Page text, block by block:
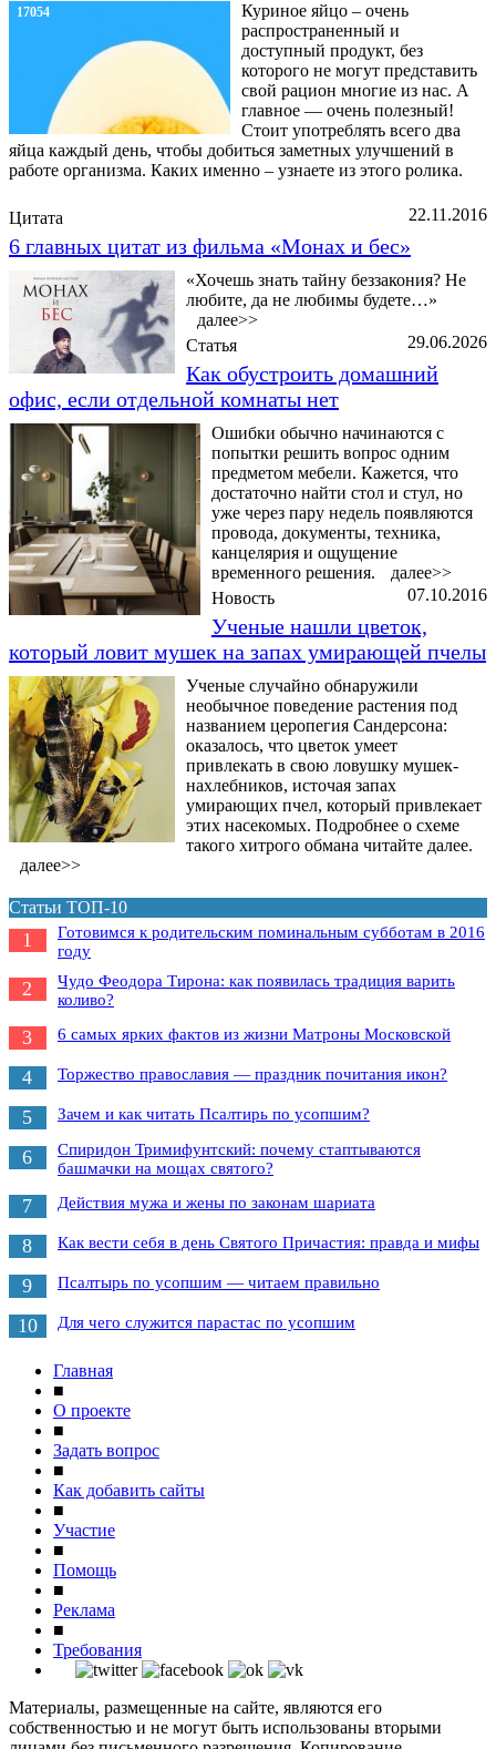
17054
Куриное яйцо – очень
распространенный и
доступный продукт, без
которого не могут представить
свой рацион многие из нас. А
главное — очень полезный!
Стоит употреблять всего два
яйца каждый день, чтобы добиться заметных улучшений в
работе организма. Каких именно – узнаете из этого ролика.
22.11.2016
Цитата
6 главных цитат из фильма «Монах и бес»
«Хочешь знать тайну беззакония? Не
любите, да не любимы будете…»
далее>>
29.06.2026
Статья
Как обустроить домашний
офис, если отдельной комнаты нет
Ошибки обычно начинаются с
попытки решить вопрос одним
предметом мебели. Кажется, что
достаточно найти стол и стул, но
уже через пару недель появляются
провода, документы, техника,
канцелярия и ощущение
временного решения.
далее>>
07.10.2016
Новость
Ученые нашли цветок,
который ловит мушек на запах умирающей пчелы
Ученые случайно обнаружили
необычное поведение растения под
названием церопегия Сандерсона:
оказалось, что цветок умеет
привлекать в свою ловушку мушек-
нахлебников, источая запах
умирающих пчел, который привлекает
этих насекомых. Подробнее о схеме
такого хитрого обмана читайте далее.
далее>>
Статьи ТОП-10
1
Готовимся к родительским поминальным субботам в 2016
году
2
Чудо Феодора Тирона: как появилась традиция варить
коливо?
3 6 самых ярких фактов из жизни Матроны Московской
4 Торжество православия — праздник почитания икон?
5 Зачем и как читать Псалтирь по усопшим?
6
Спиридон Тримифунтский: почему стаптываются
башмачки на мощах святого?
7 Действия мужа и жены по законам шариата
8 Как вести себя в день Святого Причастия: правда и мифы
9 Псалтырь по усопшим — читаем правильно
10 Для чего служится парастас по усопшим
Главная
■
О проекте
■
Задать вопрос
■
Как добавить сайты
■
Участие
■
Помощь
■
Реклама
■
Требования
Материалы, размещенные на сайте, являются его
собственностью и не могут быть использованы вторыми